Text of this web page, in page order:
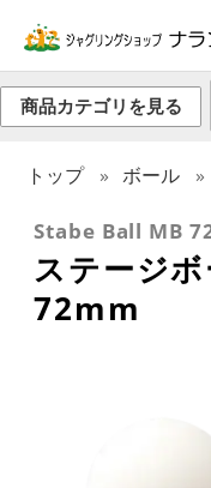
商品カテゴリを見る
トップ ボール
Stabe Ball MB
ステージ
72mm